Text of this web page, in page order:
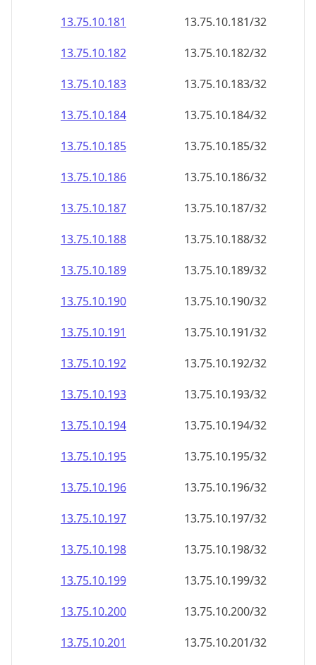
13.75.10.181
13.75.10.181/32
13.75.10.182
13.75.10.182/32
13.75.10.183
13.75.10.183/32
13.75.10.184
13.75.10.184/32
13.75.10.185
13.75.10.185/32
13.75.10.186
13.75.10.186/32
13.75.10.187
13.75.10.187/32
13.75.10.188
13.75.10.188/32
13.75.10.189
13.75.10.189/32
13.75.10.190
13.75.10.190/32
13.75.10.191
13.75.10.191/32
13.75.10.192
13.75.10.192/32
13.75.10.193
13.75.10.193/32
13.75.10.194
13.75.10.194/32
13.75.10.195
13.75.10.195/32
13.75.10.196
13.75.10.196/32
13.75.10.197
13.75.10.197/32
13.75.10.198
13.75.10.198/32
13.75.10.199
13.75.10.199/32
13.75.10.200
13.75.10.200/32
13.75.10.201
13.75.10.201/32